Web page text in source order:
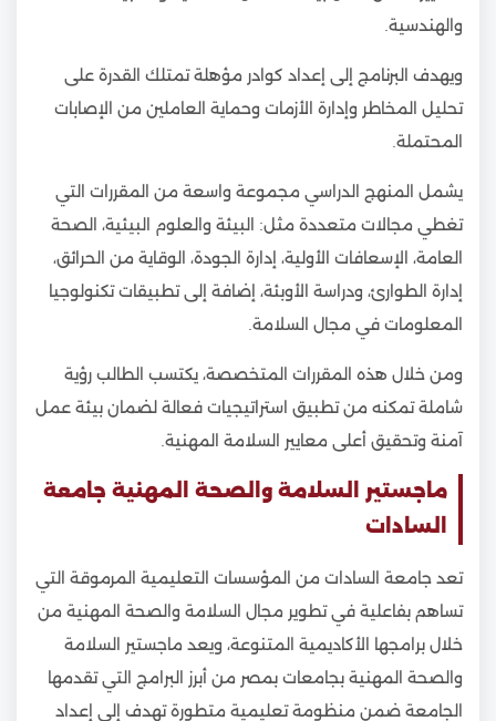
والهندسية.
ويهدف البرنامج إلى إعداد كوادر مؤهلة تمتلك القدرة على
تحليل المخاطر وإدارة الأزمات وحماية العاملين من الإصابات
المحتملة.
يشمل المنهج الدراسي مجموعة واسعة من المقررات التي
تغطي مجالات متعددة مثل: البيئة والعلوم البيئية، الصحة
العامة، الإسعافات الأولية، إدارة الجودة، الوقاية من الحرائق،
إدارة الطوارئ، ودراسة الأوبئة، إضافة إلى تطبيقات تكنولوجيا
المعلومات في مجال السلامة.
ومن خلال هذه المقررات المتخصصة، يكتسب الطالب رؤية
شاملة تمكنه من تطبيق استراتيجيات فعالة لضمان بيئة عمل
آمنة وتحقيق أعلى معايير السلامة المهنية.
ماجستير السلامة والصحة المهنية جامعة
السادات
تعد جامعة السادات من المؤسسات التعليمية المرموقة التي
تساهم بفاعلية في تطوير مجال السلامة والصحة المهنية من
خلال برامجها الأكاديمية المتنوعة، ويعد ماجستير السلامة
والصحة المهنية بجامعات بمصر من أبرز البرامج التي تقدمها
الجامعة ضمن منظومة تعليمية متطورة تهدف إلى إعداد